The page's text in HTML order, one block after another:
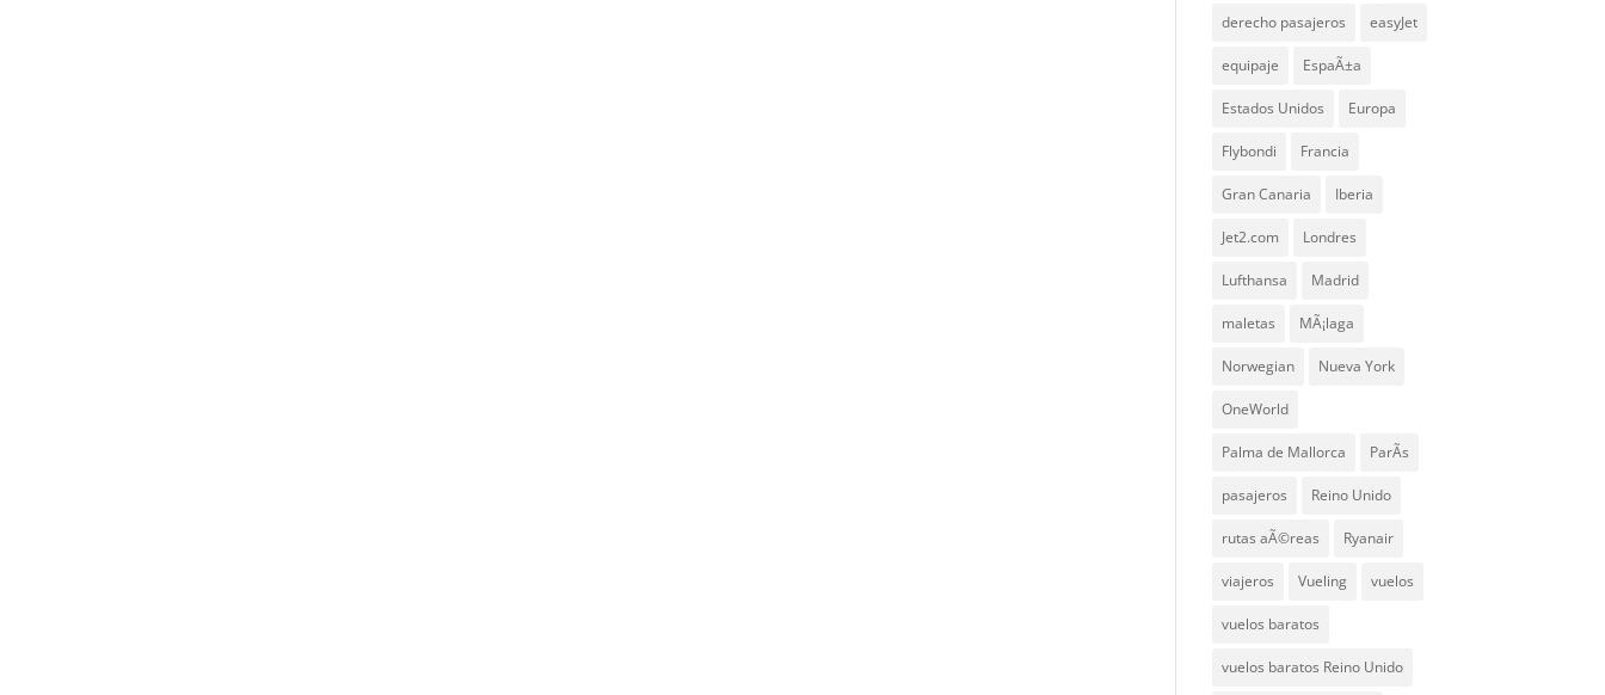
derecho pasajeros easyJet
equipaje EspaÃ±a
Estados Unidos Europa
Flybondi Francia
Gran Canaria Iberia
Jet2.com Londres
Lufthansa Madrid
maletas MÃ¡laga
Norwegian Nueva York
OneWorld
Palma de Mallorca ParÃ­s
pasajeros Reino Unido
rutas aÃ©reas Ryanair
viajeros Vueling vuelos
vuelos baratos
vuelos baratos Reino Unido